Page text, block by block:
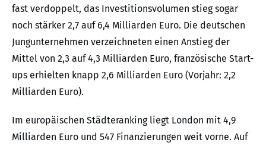
fast verdoppelt, das Investitionsvolumen stieg sogar
noch stärker 2,7 auf 6,4 Milliarden Euro. Die deutschen
Jungunternehmen verzeichneten einen Anstieg der
Mittel von 2,3 auf 4,3 Milliarden Euro, französische Start-
ups erhielten knapp 2,6 Milliarden Euro (Vorjahr: 2,2
Milliarden Euro).
Im europäischen Städteranking liegt London mit 4,9
Milliarden Euro und 547 Finanzierungen weit vorne. Auf